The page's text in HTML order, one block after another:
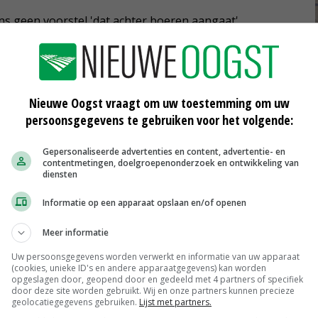
geen voorstel 'dat achter boeren aangaat'.
dan de grote bedrijven en
het Gemeenschappelijk Landbouwbeleid', stelt hij.
aan de huidige richtlijn. Ons land loopt volgens
stallen. De 2.150 varkens- en
richtlijn gaan vallen, zullen naar
richtlijn, wordt gezegd.
voor ruim tachtig verontreinigende stoffen. De
in de Europese Unie door grote
en stofdeeltjes met respectievelijk 77 procent,
Nieuwe Oogst vraagt om uw toestemming om uw
persoonsgegevens te gebruiken voor het volgende:
Gepersonaliseerde advertenties en content, advertentie- en
contentmetingen, doelgroepenonderzoek en ontwikkeling van
diensten
Informatie op een apparaat opslaan en/of openen
Meer informatie
Uw persoonsgegevens worden verwerkt en informatie van uw apparaat
(cookies, unieke ID's en andere apparaatgegevens) kan worden
opgeslagen door, geopend door en gedeeld met 4 partners of specifiek
door deze site worden gebruikt. Wij en onze partners kunnen precieze
geolocatiegegevens gebruiken. Lijst met partners.